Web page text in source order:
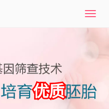
T
v
i
g